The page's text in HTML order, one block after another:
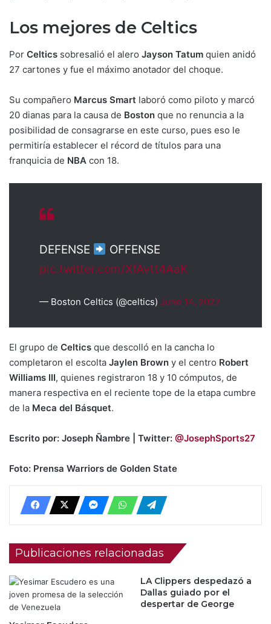
Los mejores de Celtics
Por Celtics sobresalió el alero Jayson Tatum quien anidó
27 cartones y fue el máximo anotador del choque.
Su compañero Marcus Smart laboró como piloto y marcó
20 dianas para la causa de Boston que no renuncia a la
posibilidad de consagrarse en este curso, pues eso le
permitiría establecer el récord de títulos para una
franquicia de NBA con 18.
DEFENSE
OFFENSE
pic.twitter.com/XfAvtt4AaK
— Boston Celtics (@celtics) June 14, 2022
El grupo de Celtics que descolló en la cancha lo
completaron el escolta Jaylen Brown y el centro Robert
Williams III, quienes registraron 18 y 10 cómputos, de
manera respectiva en el reciente tope de la etapa cumbre
de la Meca del Básquet.
Escrito por: Joseph Ñambre | Twitter: @JosephSports27
Foto: Prensa Warriors de Golden State
Publicaciones relacionadas
LA Clippers despedazó a
Dallas guiado por el
despertar de George